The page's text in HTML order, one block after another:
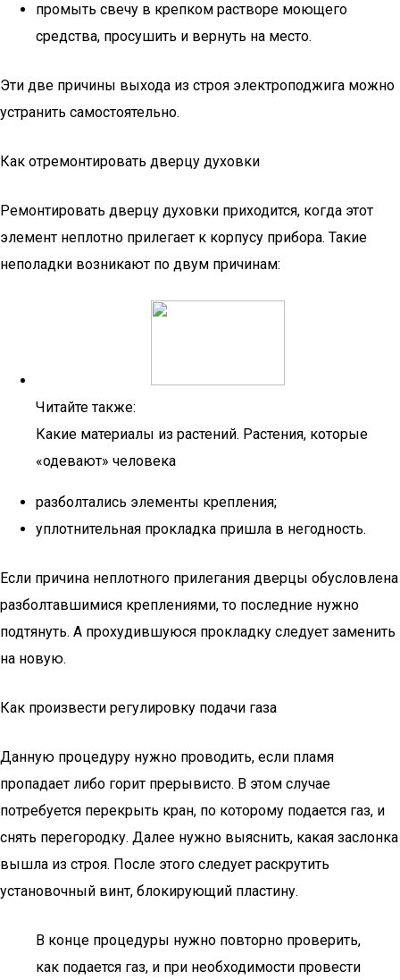
промыть свечу в крепком растворе моющего
средства, просушить и вернуть на место.
Эти две причины выхода из строя электроподжига можно
устранить самостоятельно.
Как отремонтировать дверцу духовки
Ремонтировать дверцу духовки приходится, когда этот
элемент неплотно прилегает к корпусу прибора. Такие
неполадки возникают по двум причинам:
Читайте также:
Какие материалы из растений. Растения, которые
«одевают» человека
разболтались элементы крепления;
уплотнительная прокладка пришла в негодность.
Если причина неплотного прилегания дверцы обусловлена
разболтавшимися креплениями, то последние нужно
подтянуть. А прохудившуюся прокладку следует заменить
на новую.
Как произвести регулировку подачи газа
Данную процедуру нужно проводить, если пламя
пропадает либо горит прерывисто. В этом случае
потребуется перекрыть кран, по которому подается газ, и
снять перегородку. Далее нужно выяснить, какая заслонка
вышла из строя. После этого следует раскрутить
установочный винт, блокирующий пластину.
В конце процедуры нужно повторно проверить,
как подается газ, и при необходимости провести